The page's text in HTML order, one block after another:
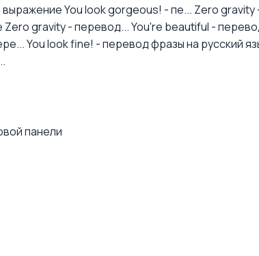
You look gorgeous! - пе... Zero gravity
gravity - перевод...You're beautiful -
You look fine! - перевод фразы на русский